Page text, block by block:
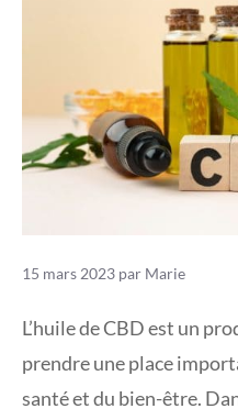
15 mars 2023 par Marie
L’huile de CBD est un
prendre une place
santé et du bien-être.